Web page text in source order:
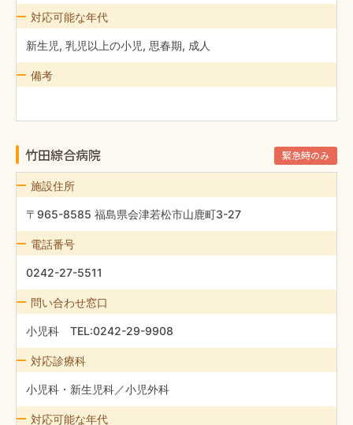
対応可能な年代
新生児, 乳児以上の小児, 思春期, 成人
備考
竹田綜合病院 緊急時のみ
施設住所
〒965-8585 福島県会津若松市山鹿町3-27
電話番号
0242-27-5511
問い合わせ窓口
小児科 TEL:0242-29-9908
対応診療科
小児科・新生児科／小児外科
対応可能な年代